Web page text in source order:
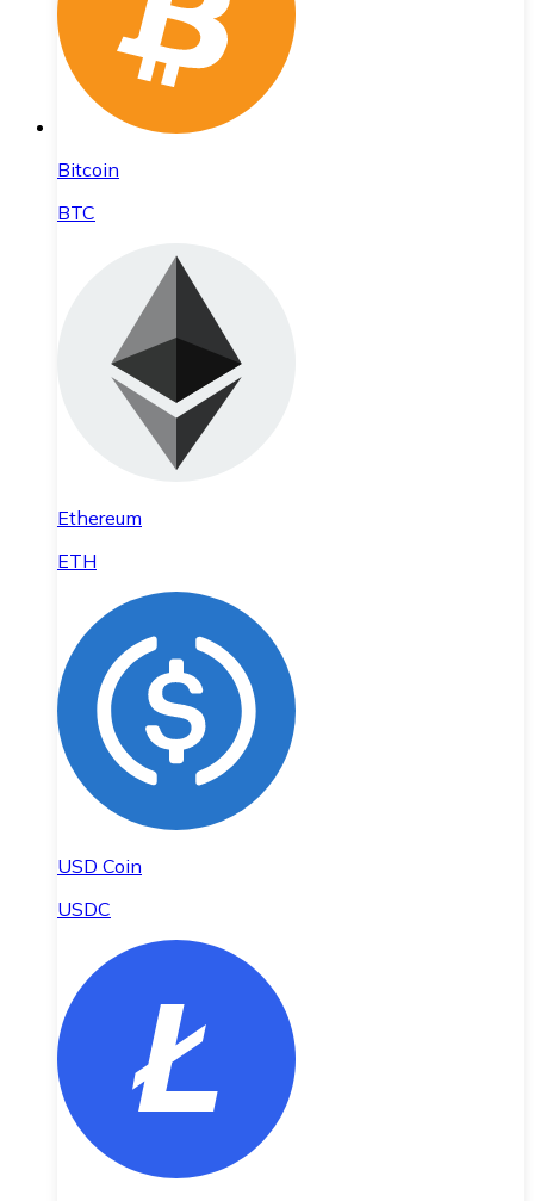
Bitcoin
BTC
Ethereum
ETH
USD Coin
USDC